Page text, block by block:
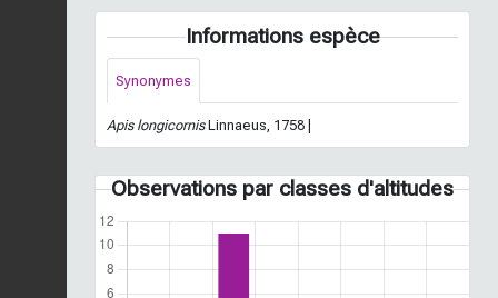
Informations espèce
Synonymes
Apis longicornisLinnaeus, 1758 |
Observations par classes d'altitudes